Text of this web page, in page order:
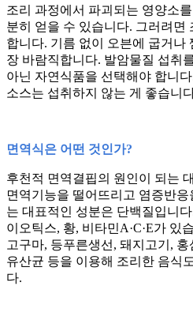
조리 과정에서 파괴되는 영양소
분히 얻을 수 있습니다. 그러려면
합니다. 기름 없이 오븐에 굽거나
장 바람직합니다. 발암물질 섭취
아닌 자연식품을 선택해야 합니
소스는 섭취하지 않는 게 좋습니
면역식은 어떤 것인가?
후천적 면역결핍의 원인이 되는
면역기능을 떨어뜨리고 염증반
는 대표적인 성분은 단백질입니
이오틱스, 황, 비타민A·C·E가 있
고구마, 등푸른생선, 돼지고기,
유산균 등을 이용해 조리한 음식
다.